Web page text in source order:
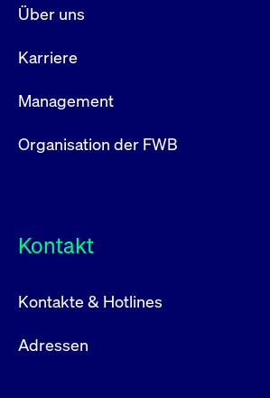
Über uns
Karriere
Management
Organisation der FWB
Kontakt
Kontakte & Hotlines
Adressen